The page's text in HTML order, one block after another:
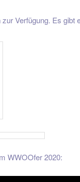
Verfügung. Es gibt
WWOOfer 2020: